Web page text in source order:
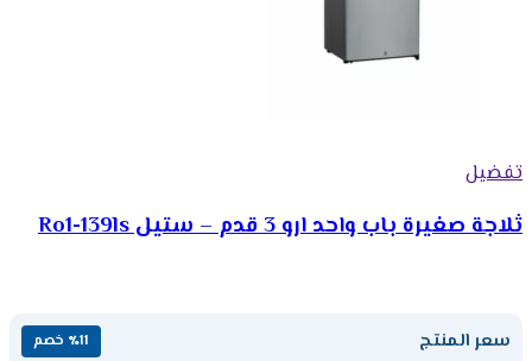
تفضيل
ثلاجة صغيرة باب واحد ارو 3 قدم – ستيل Ro1-139ls
سعر المنتج ٪11 خصم